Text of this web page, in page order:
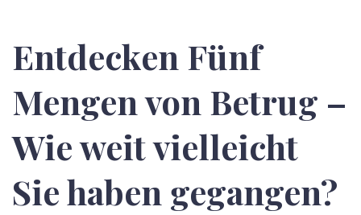
Entdecken Fünf
Mengen von Betrug –
Wie weit vielleicht
Sie haben gegangen?